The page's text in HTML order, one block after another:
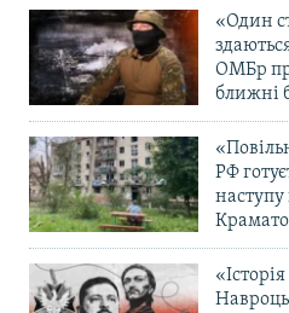
«Один
ОМБр
ближні
РФ
наступу